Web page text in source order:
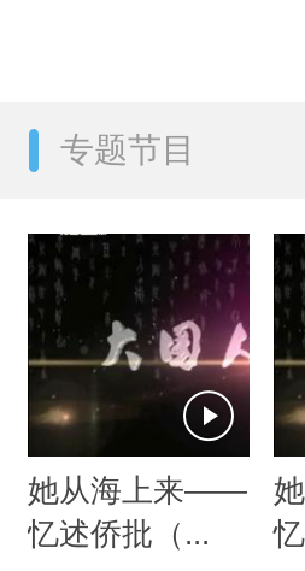
专题节目
她从海上来——
忆述侨批（...